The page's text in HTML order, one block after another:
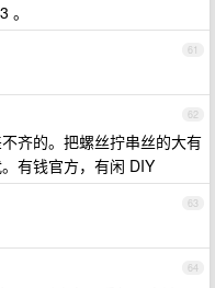
。
61
62
齐的。把螺丝拧串丝的大有
有钱官方，有闲 DIY
63
64